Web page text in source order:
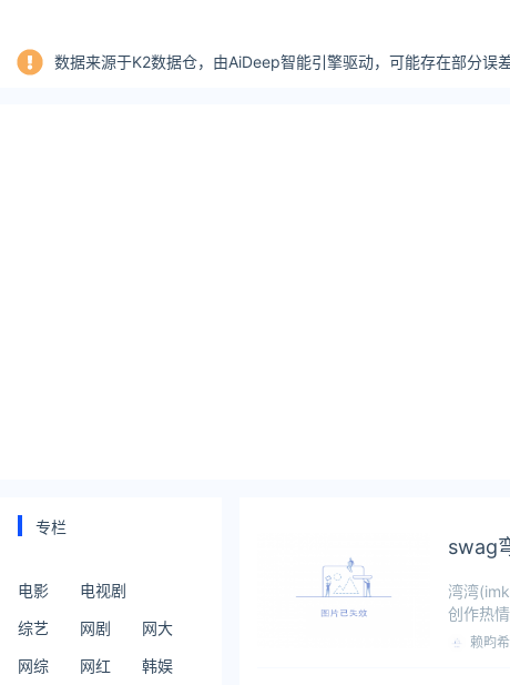
数据来源于K2数据仓，由AiDeep智能引擎驱动，可能存在部分误
专栏
电影
电视剧
综艺
网剧
网大
网综
网红 韩娱
swag
湾湾
创作热
风雨雨
赖畇希